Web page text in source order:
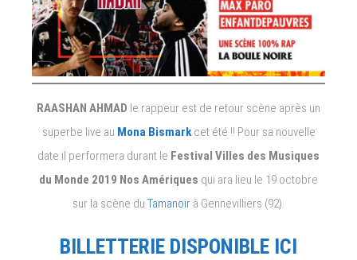
RAASHAN AHMAD le rappeur est de retour scène après un
superbe live au Mona Bismark cet été !! Pour sa nouvelle
date il performera durant le Festival Villes des Musiques
du Monde 2019 Nos Amériques qui ara lieu le 19 octobre
sur la scène du Tamanoir à Gennevilliers (92).
BILLETTERIE DISPONIBLE ICI